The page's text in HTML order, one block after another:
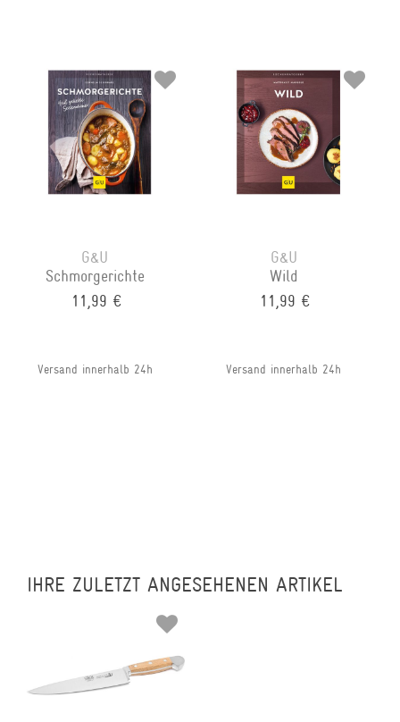
G&U
Schmorgerichte
11,99 €
Versand innerhalb 24h
G&U
Wild
11,99 €
Versand innerhalb 24h
IHRE ZULETZT ANGESEHENEN ARTIKEL